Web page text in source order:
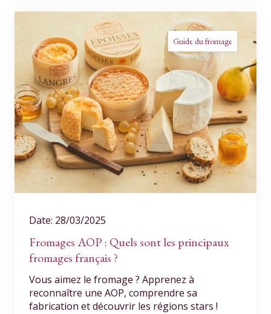
Guide du fromage
Date: 28/03/2025
Fromages AOP : Quels sont les principaux
fromages français ?
Vous aimez le fromage ? Apprenez à
reconnaître une AOP, comprendre sa
fabrication et découvrir les régions stars !